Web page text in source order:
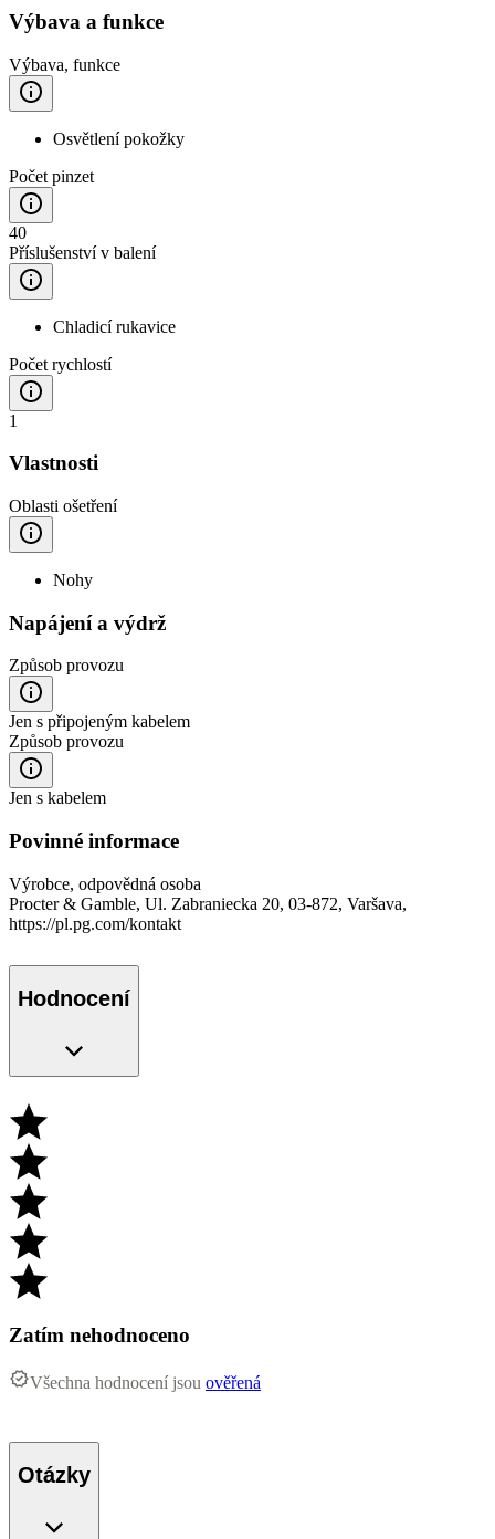
Výbava a funkce
Výbava, funkce
Osvětlení pokožky
Počet pinzet
40
Příslušenství v balení
Chladicí rukavice
Počet rychlostí
1
Vlastnosti
Oblasti ošetření
Nohy
Napájení a výdrž
Způsob provozu
Jen s připojeným kabelem
Způsob provozu
Jen s kabelem
Povinné informace
Výrobce, odpovědná osoba
Procter & Gamble, Ul. Zabraniecka 20, 03-872, Varšava,
https://pl.pg.com/kontakt
Hodnocení
Zatím nehodnoceno
Všechna hodnocení jsou ověřená
Otázky